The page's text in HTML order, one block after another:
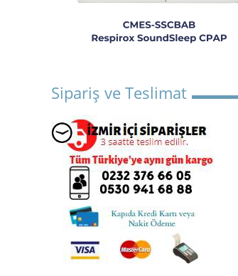
Sipariş ve Teslimat